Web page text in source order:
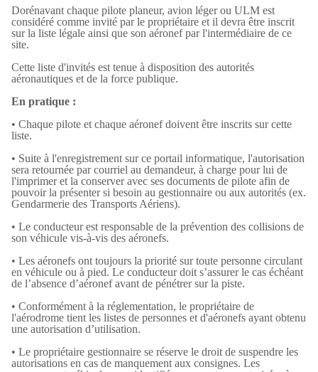
Dorénavant chaque pilote planeur, avion léger ou ULM est
considéré comme invité par le propriétaire et il devra être inscrit
sur la liste légale ainsi que son aéronef par l'intermédiaire de ce
site.
Cette liste d'invités est tenue à disposition des autorités
aéronautiques et de la force publique.
En pratique :
• Chaque pilote et chaque aéronef doivent être inscrits sur cette
liste.
• Suite à l'enregistrement sur ce portail informatique, l'autorisation
sera retournée par courriel au demandeur, à charge pour lui de
l'imprimer et la conserver avec ses documents de pilote afin de
pouvoir la présenter si besoin au gestionnaire ou aux autorités (ex.
Gendarmerie des Transports Aériens).
• Le conducteur est responsable de la prévention des collisions de
son véhicule vis-à-vis des aéronefs.
• Les aéronefs ont toujours la priorité sur toute personne circulant
en véhicule ou à pied. Le conducteur doit s’assurer le cas échéant
de l’absence d’aéronef avant de pénétrer sur la piste.
• Conformément à la réglementation, le propriétaire de
l'aérodrome tient les listes de personnes et d'aéronefs ayant obtenu
une autorisation d’utilisation.
• Le propriétaire gestionnaire se réserve le droit de suspendre les
autorisations en cas de manquement aux consignes. Les